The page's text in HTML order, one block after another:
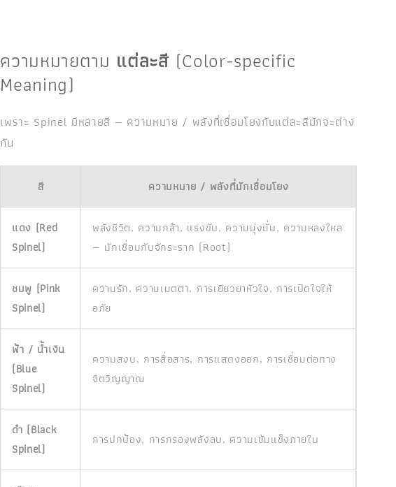
ความหมายตาม แต่ละสี(Color-specific
Meaning)
เพราะ Spinel มีหลายสี — ความหมาย / พลังที่เชื่อมโยงกับแต่ละสีมักจะต่าง
กัน
สี ความหมาย / พลังที่มักเชื่อมโยง
แดง (Red
Spinel)
พลังชีวิต, ความกล้า, แรงขับ, ความมุ่งมั่น, ความหลงใหล
— มักเชื่อมกับจักระราก (Root)
ชมพู (Pink
Spinel)
ความรัก, ความเมตตา, การเยียวยาหัวใจ, การเปิดใจให้
อภัย
ฟ้า / น้ำเงิน
(Blue
Spinel)
ความสงบ, การสื่อสาร, การแสดงออก, การเชื่อมต่อทาง
จิตวิญญาณ
ดำ (Black
Spinel)
การปกป้อง, การกรองพลังลบ, ความเข้มแข็งภายใน